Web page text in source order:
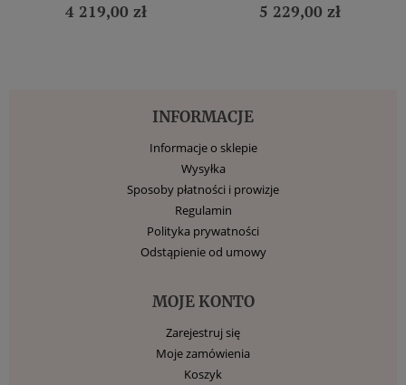
4 219,00 zł 5 229,00 zł
INFORMACJE
Informacje o sklepie
Wysyłka
Sposoby płatności i prowizje
Regulamin
Polityka prywatności
Odstąpienie od umowy
MOJE KONTO
Zarejestruj się
Moje zamówienia
Koszyk